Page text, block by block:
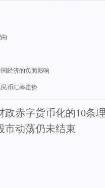
经济的负面影响
币汇率走势
政赤字货币化的10条
市动荡仍未结束